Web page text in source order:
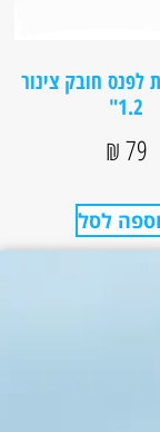
לפנס חובק צינור
1.2"
79
₪
לסל